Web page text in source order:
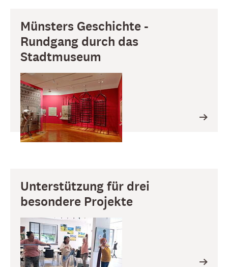
Münsters Geschichte -
Rundgang durch das
Stadtmuseum
Unterstützung für drei
besondere Projekte